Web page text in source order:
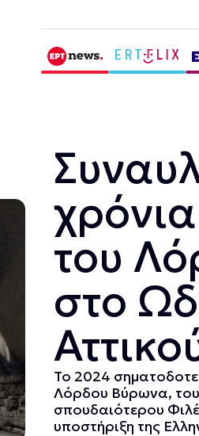
του
στο
Το 2024
Λόρδου Βύρωνα, του
σπουδαιότερου
υποστήριξη της